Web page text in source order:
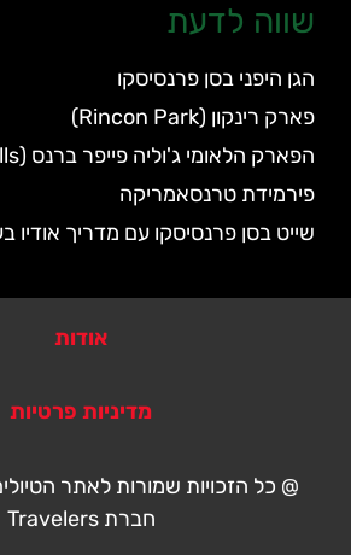
שווה לדעת
הגן היפני בסן פרנסיסקו
פארק רינקון (Rincon Park)
הפארק הלאומי ג'וליה פייפר ברנס (cway falls)
פירמידת טרנסאמריקה
שייט בסן פרנסיסקו עם מדריך אודיו
אודות
מדיניות פרטיות
@ כל הזכויות שמורות לאתר
חברת Travelers